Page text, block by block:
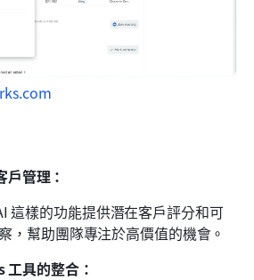
管理：
這樣的功能提供潛在客戶評分和可
，幫助團隊專注於高價值的機會。
具的整合：